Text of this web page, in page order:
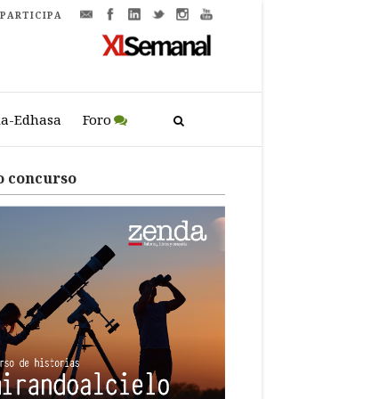
PARTICIPA
Edhasa Foro
concurso